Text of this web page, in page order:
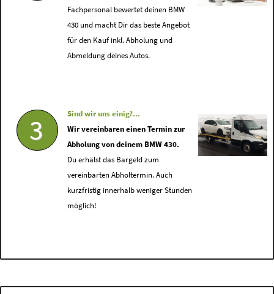
Fachpersonal bewertet deinen BMW
430 und macht Dir das beste Angebot
für den Kauf inkl. Abholung und
Abmeldung deines Autos.
3
Sind wir uns einig?...
Wir vereinbaren einen Termin zur
Abholung von deinem BMW 430.
Du erhälst das Bargeld zum
vereinbarten Abholtermin. Auch
kurzfristig innerhalb weniger Stunden
möglich!